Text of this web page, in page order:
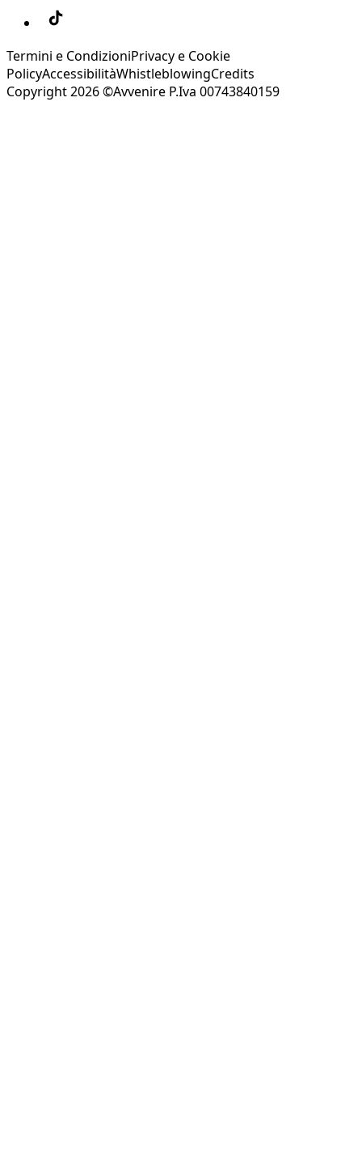
Termini e CondizioniPrivacy e Cookie
PolicyAccessibilitàWhistleblowingCredits
Copyright 2026 ©Avvenire P.Iva 00743840159